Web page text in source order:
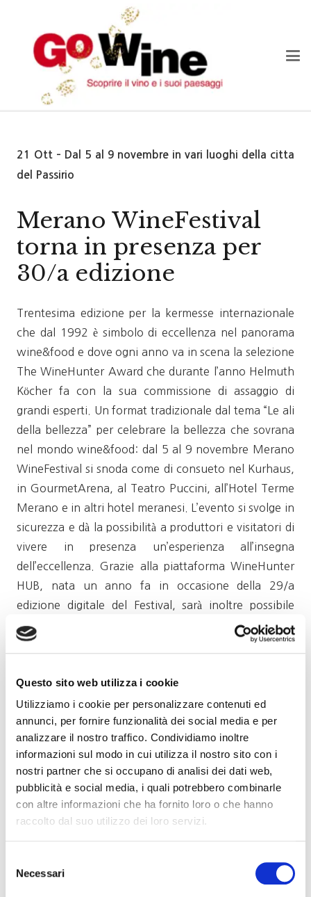
Questo sito web utilizza i cookie
Utilizziamo i cookie per personalizzare contenuti ed
annunci, per fornire funzionalità dei social media e per
analizzare il nostro traffico. Condividiamo inoltre
informazioni sul modo in cui utilizza il nostro sito con i
nostri partner che si occupano di analisi dei dati web,
pubblicità e social media, i quali potrebbero combinarle
con altre informazioni che ha fornito loro o che hanno
raccolto dal suo utilizzo dei loro servizi.
delNecessari
21 Ott – Dal 5 al 9 novembre in vari luoghi della citta
del Passirio
Merano WineFestival
torna in presenza per
30/a edizione
Trentesima edizione per la kermesse internazionale
che dal 1992 è simbolo di eccellenza nel panorama
wine&food e dove ogni anno va in scena la selezione
The WineHunter Award che durante l’anno Helmuth
Köcher fa con la sua commissione di assaggio di
grandi esperti. Un format tradizionale dal tema “Le ali
della bellezza” per celebrare la bellezza che sovrana
nel mondo wine&food: dal 5 al 9 novembre Merano
WineFestival si snoda come di consueto nel Kurhaus,
in GourmetArena, al Teatro Puccini, all’Hotel Terme
Merano e in altri hotel meranesi. L’evento si svolge in
sicurezza e dà la possibilità a produttori e visitatori di
vivere in presenza un’esperienza all’insegna
dell’eccellenza. Grazie alla piattaforma WineHunter
HUB, nata un anno fa in occasione della 29/a
edizione digitale del Festival, sarà inoltre possibile
seguire online l’evento e incontrare virtualmente i
produttori.
vigenti anti-Covid. Il Patron Helmuth Köcher, dopo
l’edizione digitale dello scorso anno, riporta The
Official Selection, il cuore pulsante della
manifestazione, tra le sale del Kurhaus, dove i
produttori vinicoli si alternano in due sessioni, la
prima nelle giornate di venerdì 5 e sabato 6, la
Fonte: Ansa.it